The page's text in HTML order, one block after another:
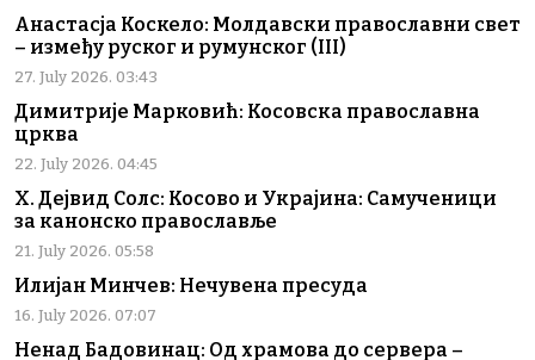
Анастасја Коскело: Молдавски православни свет
– између руског и румунског (III)
27. July 2026. 03:43
Димитрије Марковић: Косовска православна
црква
22. July 2026. 04:45
Х. Дејвид Солс: Косово и Украјина: Самученици
за канонско православље
21. July 2026. 05:58
Илијан Минчев: Нечувена пресуда
16. July 2026. 07:07
Ненад Бадовинац: Од храмова до сервера –